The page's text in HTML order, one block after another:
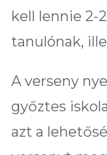
kell lennie 2-
tanulónak,
A verseny
győztes
azt a